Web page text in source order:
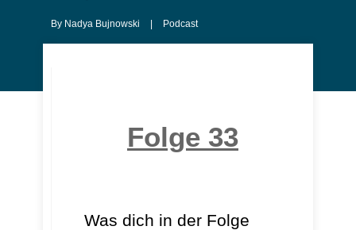
By Nadya Bujnowski Podcast
Folge 33
Was dich in der Folge